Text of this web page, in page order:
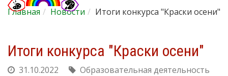
Главная Новости Итоги конкурса "Краски осени"
Итоги конкурса "Краски осени"
31.10.2022 Образовательная деятельность